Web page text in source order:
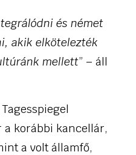
és német
akik elkötelezték
mellett” – áll
a korábbi kancellár,
a volt államfő,